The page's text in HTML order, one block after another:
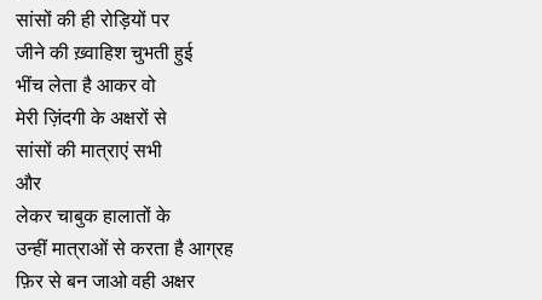
सांसों की ही रोड़ियों पर
जीने की ख़्वाहिश चुभती हुई
भींच लेता है आकर वो
मेरी ज़िंदगी के अक्षरों से
सांसों की मात्राएं सभी
और
लेकर चाबुक हालातों के
उन्हीं मात्राओं से करता है आग्रह
फ़िर से बन जाओ वही अक्षर